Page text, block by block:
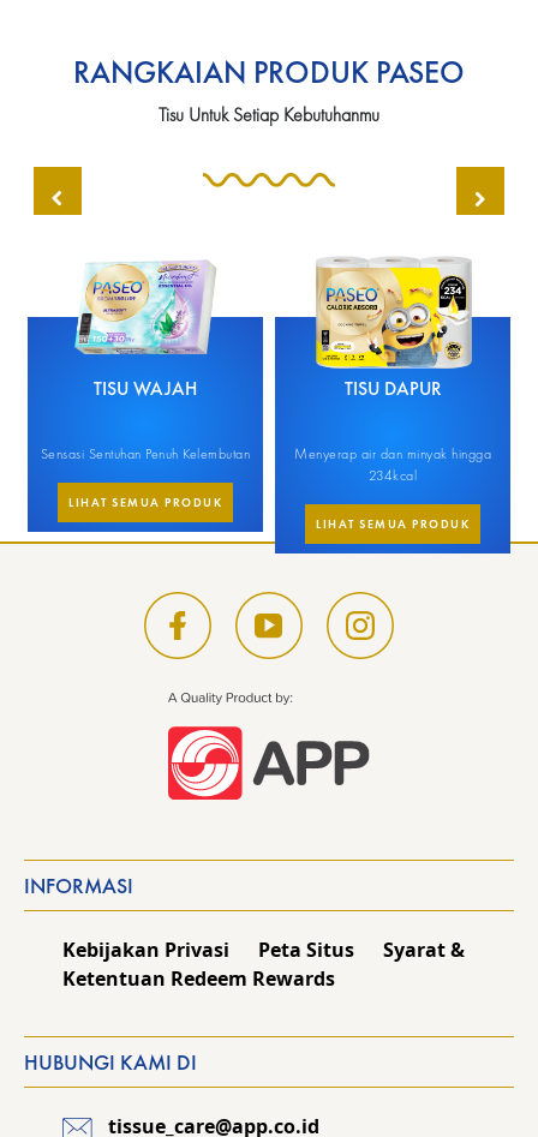
RANGKAIAN PRODUK PASEO
Tisu Untuk Setiap Kebutuhanmu
TISU WAJAH
Sensasi Sentuhan Penuh Kelembutan
LIHAT SEMUA PRODUK
TISU DAPUR
Menyerap air dan minyak hingga
234kcal
LIHAT SEMUA PRODUK
INFORMASI
Kebijakan Privasi Peta Situs
Syarat &
Ketentuan Redeem Rewards
HUBUNGI KAMI DI
tissue_care@app.co.id